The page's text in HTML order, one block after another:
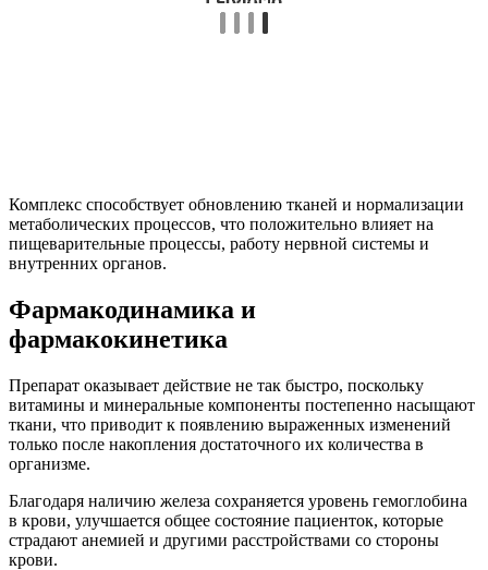
Комплекс способствует обновлению тканей и нормализации
метаболических процессов, что положительно влияет на
пищеварительные процессы, работу нервной системы и
внутренних органов.
Фармакодинамика и
фармакокинетика
Препарат оказывает действие не так быстро, поскольку
витамины и минеральные компоненты постепенно насыщают
ткани, что приводит к появлению выраженных изменений
только после накопления достаточного их количества в
организме.
Благодаря наличию железа сохраняется уровень гемоглобина
в крови, улучшается общее состояние пациенток, которые
страдают анемией и другими расстройствами со стороны
крови.